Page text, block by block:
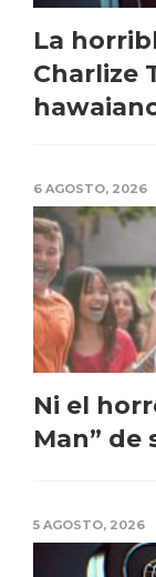
La
Charlize
6 AGOSTO, 2026
Ni el
Man” de
5 AGOSTO, 2026